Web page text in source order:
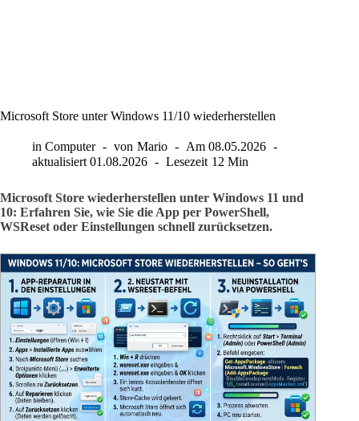
Microsoft Store unter Windows 11/10 wiederherstellen
in Computer von Mario Am 08.05.2026
aktualisiert 01.08.2026 Lesezeit 12 Min
Microsoft Store wiederherstellen unter Windows 11 und
10: Erfahren Sie, wie Sie die App per PowerShell,
WSReset oder Einstellungen schnell zurücksetzen.